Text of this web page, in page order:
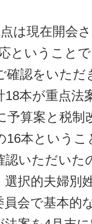
は現在開会
ということ
確認をいただ
18本が重点法
予算案と税制
16本という
認いただいた
選択的夫婦別
員会で基本的